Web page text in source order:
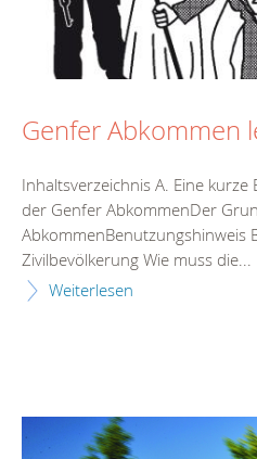
Genfer Abkommen
Inhaltsverzeichnis A. Eine
der Genfer AbkommenDer
AbkommenBenutzungshinweis
Zivilbevölkerung Wie muss die...
Weiterlesen